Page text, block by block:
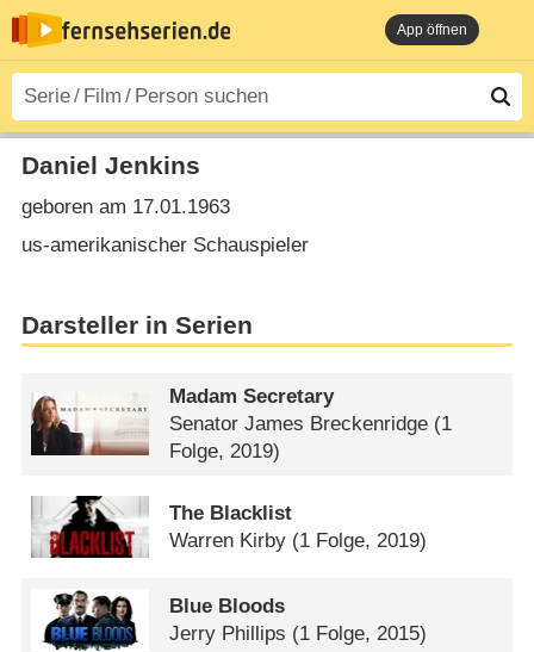
App öffnen
Daniel Jenkins
geboren am 17.01.1963
us-amerikanischer Schauspieler
Darsteller in Serien
Madam Secretary
Senator James Breckenridge (1
Folge, 2019)
The Blacklist
Warren Kirby (1 Folge, 2019)
Blue Bloods
Jerry Phillips (1 Folge, 2015)